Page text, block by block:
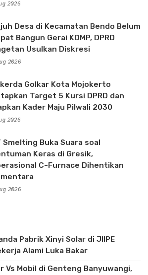
2026
Desa di Kecamatan Bendo Belum
Bangun Gerai KDMP, DPRD
Usulkan Diskresi
2026
Golkar Kota Mojokerto
Target 5 Kursi DPRD dan
Kader Maju Pilwali 2030
2026
Smelting Buka Suara soal
Keras di Gresik,
C-Furnace Dihentikan
2026
Pabrik Xinyi Solar di JIIPE
Alami Luka Bakar
Vs Mobil di Genteng Banyuwangi,